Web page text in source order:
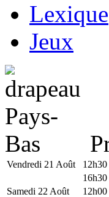
Lexique
Jeux
Vendredi 21 Août
Samedi 22 Août